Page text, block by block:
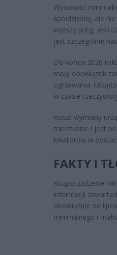
Wysokość
spółdzielnię, ale
wyższy próg, jeśli
jest szczególnie
Do końca 2026
mają obowiązek
ogrzewania.
w czasie
Koszt wymiany
mieszkanie i jest
lokatorów w
FAKTY I
Rozporządzenie
informacji
obowiązuje od
minimalnego i